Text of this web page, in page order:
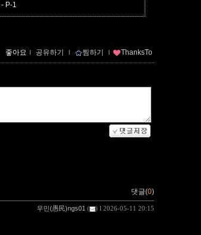
- P-1
좋아요 ｌ 공유하기 ｌ 찜하기 ｌ ThanksTo
댓글(0)
우민(愚民)ngs01 ( ) l 2026-05-11 20:15